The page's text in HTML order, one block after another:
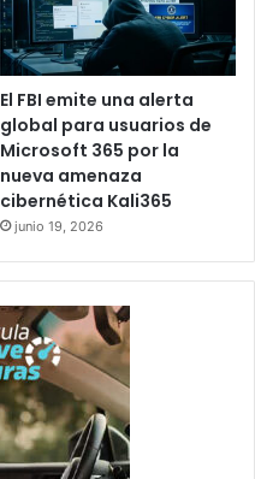
El FBI emite una alerta
global para usuarios de
Microsoft 365 por la
nueva amenaza
cibernética Kali365
junio 19, 2026